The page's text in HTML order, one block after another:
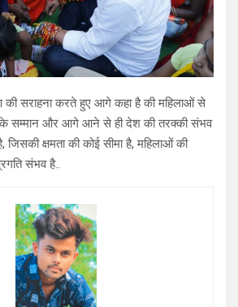
की सराहना करते हुए आगे कहा है की महिलाओं से
के सम्मान और आगे आने से ही देश की तरक्की संभव
जिसकी क्षमता की कोई सीमा है, महिलाओं की
संभव है..